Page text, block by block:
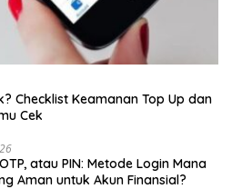
Checklist Keamanan Top Up dan
Cek
atau PIN: Metode Login Mana
Aman untuk Akun Finansial?